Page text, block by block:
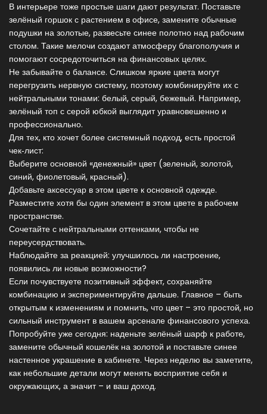
В интерьере тоже простые шаги дают результат. Поставьте
зелёный горшок с растением в офисе, замените обычные
подушки на золотые, развесьте синее полотно над рабочим
столом. Такие мелочи создают атмосферу благополучия и
помогают сосредоточиться на финансовых целях.
Не забывайте о балансе. Слишком яркие цвета могут
перегрузить нервную систему, поэтому комбинируйте их с
нейтральными тонами: белый, серый, бежевый. Например,
зелёный топ с серой юбкой выглядит уравновешенно и
профессионально.
Для тех, кто хочет более системный подход, есть простой
чек‑лист:
Выберите основной «денежный» цвет (зеленый, золотой,
синий, фиолетовый, красный).
Добавьте аксессуар в этом цвете к основной одежде.
Разместите хотя бы один элемент в этом цвете в рабочем
пространстве.
Сочетайте с нейтральными оттенками, чтобы не
переусердствовать.
Наблюдайте за реакцией: улучшилось ли настроение,
появились ли новые возможности?
Если почувствуете позитивный эффект, сохраняйте
комбинацию и экспериментируйте дальше. Главное – быть
открытым к изменениям и помнить, что цвет – это простой, но
сильный инструмент в вашем арсенале финансового успеха.
Попробуйте уже сегодня: наденьте зелёный шарф к работе,
замените обычный кошелёк на золотой и поставьте синее
настенное украшение в кабинете. Через неделю вы заметите,
как небольшие детали могут менять восприятие себя и
окружающих, а значит – и ваш доход.